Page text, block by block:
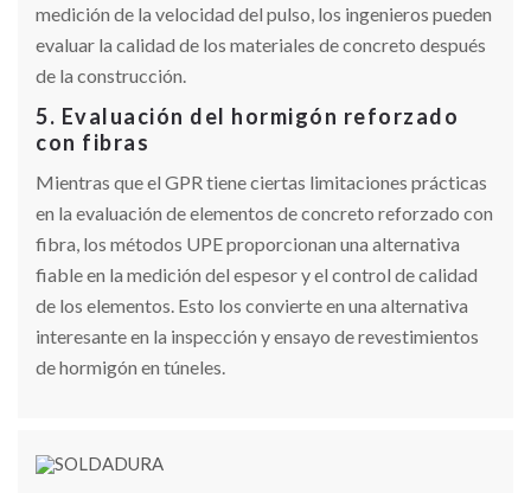
medición de la velocidad del pulso, los ingenieros pueden
evaluar la calidad de los materiales de concreto después
de la construcción.
5. Evaluación del hormigón reforzado
con fibras
Mientras que el GPR tiene ciertas limitaciones prácticas
en la evaluación de elementos de concreto reforzado con
fibra, los métodos UPE proporcionan una alternativa
fiable en la medición del espesor y el control de calidad
de los elementos. Esto los convierte en una alternativa
interesante en la inspección y ensayo de revestimientos
de hormigón en túneles.